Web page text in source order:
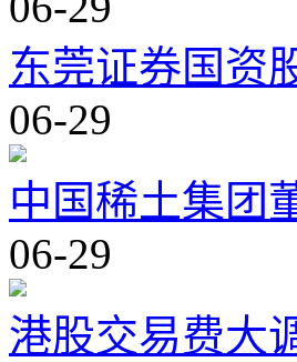
东莞证券国资
06-29
中国稀土集团
06-29
港股交易费大